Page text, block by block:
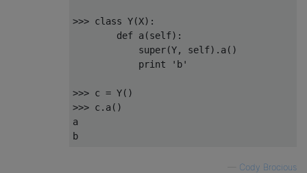
>>> class Y(X):
def a(self):
            super
(Y, self). a()
print
'b'
>>> c = Y()
>>> c . a()
a
b
Cody Brocious